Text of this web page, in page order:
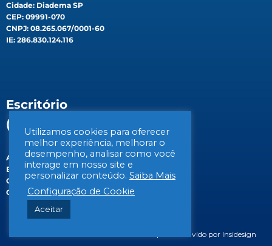
Cidade: Diadema SP
CEP: 09991-070
CNPJ: 08.265.067/0001-60
IE: 286.830.124.116
Escritório
(Filial)
Av. Gen. Valdomiro de Lima, 647B
Bairro: Jabaquara
Cidade: São Paulo/SP
CEP: 04344-070
© 2026 BIOSIS Saneamento Ambiental | Desenvolvido por Insidesign
Utilizamos cookies para oferecer
melhor experiência, melhorar o
desempenho, analisar como você
interage em nosso site e
personalizar conteúdo. Saiba Mais
Configuração de Cookie
Aceitar